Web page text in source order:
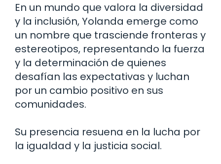
En un mundo que valora la diversidad
y la inclusión, Yolanda emerge como
un nombre que trasciende fronteras y
estereotipos, representando la fuerza
y la determinación de quienes
desafían las expectativas y luchan
por un cambio positivo en sus
comunidades.
Su presencia resuena en la lucha por
la igualdad y la justicia social.